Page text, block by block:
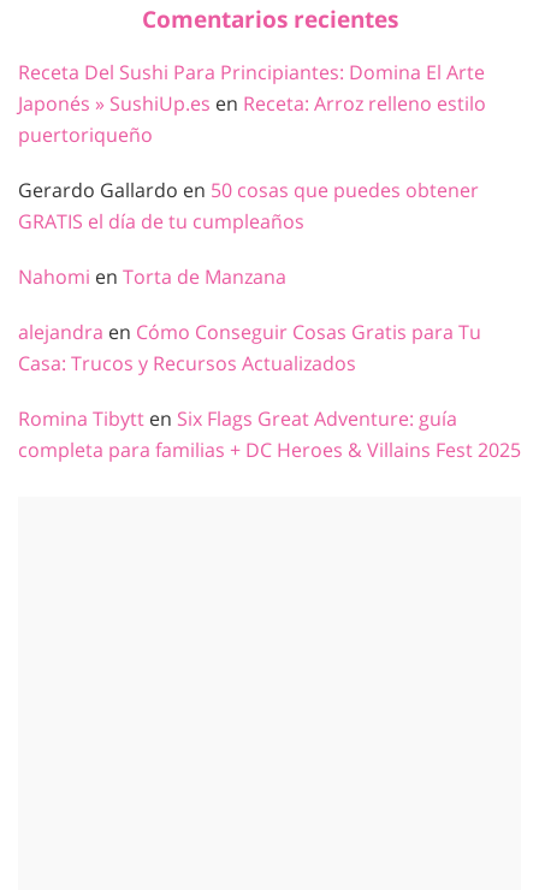
Comentarios recientes
Receta Del Sushi Para Principiantes: Domina El Arte
Japonés » SushiUp.es en Receta: Arroz relleno estilo
puertoriqueño
Gerardo Gallardo en 50 cosas que puedes obtener
GRATIS el día de tu cumpleaños
Nahomi en Torta de Manzana
alejandra en Cómo Conseguir Cosas Gratis para Tu
Casa: Trucos y Recursos Actualizados
Romina Tibytt en Six Flags Great Adventure: guía
completa para familias + DC Heroes & Villains Fest 2025